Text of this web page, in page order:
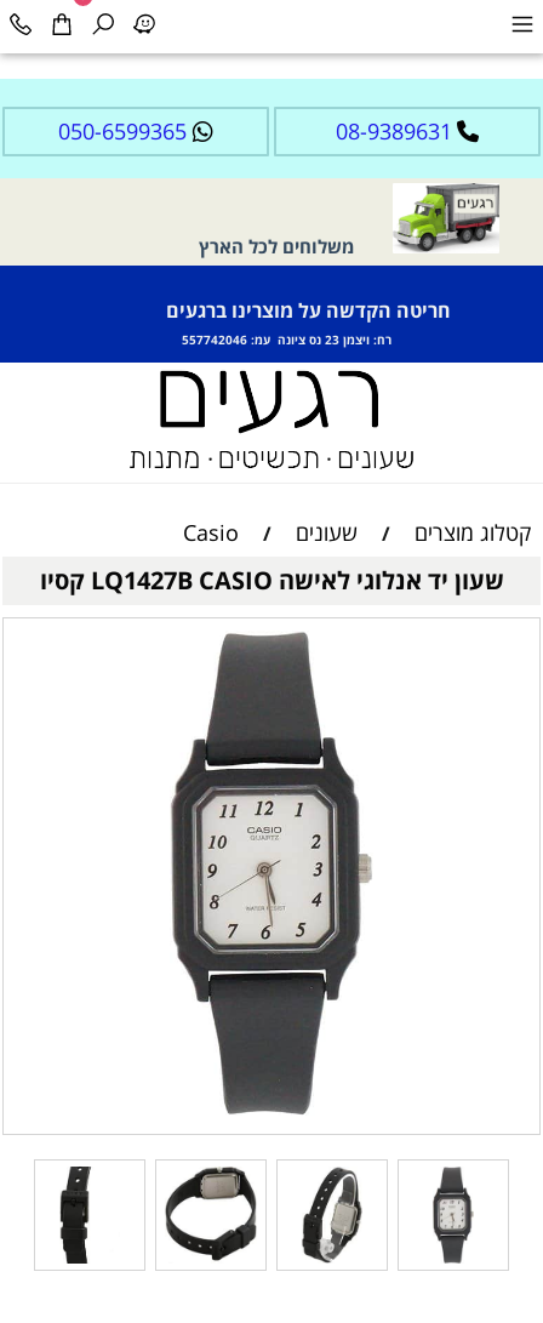
08-9389631
050-6599365
משלוחים לכל הארץ
חריטה הקדשה על מוצרינו ברגעים
רח: ויצמן 23 נס ציונה עמ: 557742046
קטלוג מוצרים / שעונים /
Casio
שעון יד אנלוגי לאישה LQ1427B CASIO קסיו